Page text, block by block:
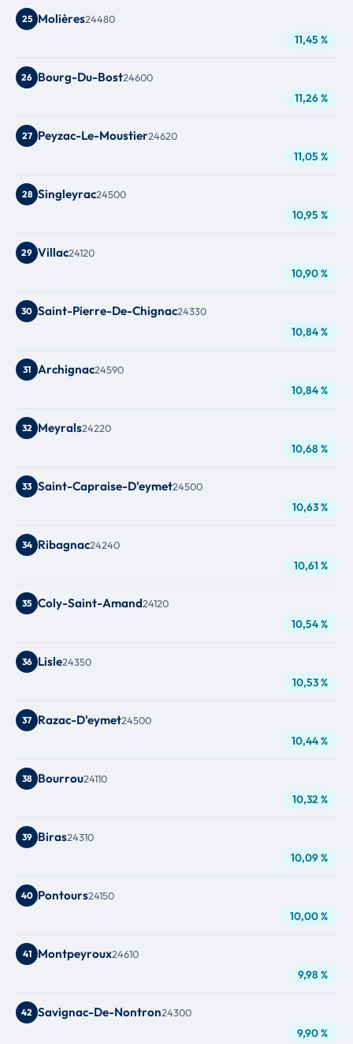
25 Molières24480
11,45 %
26 Bourg-Du-Bost24600
11,26 %
27 Peyzac-Le-Moustier24620
11,05 %
28 Singleyrac24500
10,95 %
29 Villac24120
10,90 %
30 Saint-Pierre-De-Chignac24330
10,84 %
31 Archignac24590
10,84 %
32 Meyrals24220
10,68 %
33 Saint-Capraise-D'eymet24500
10,63 %
34 Ribagnac24240
10,61 %
35 Coly-Saint-Amand24120
10,54 %
36 Lisle24350
10,53 %
37 Razac-D'eymet24500
10,44 %
38 Bourrou24110
10,32 %
39 Biras24310
10,09 %
40 Pontours24150
10,00 %
41 Montpeyroux24610
9,98 %
42 Savignac-De-Nontron24300
9,90 %